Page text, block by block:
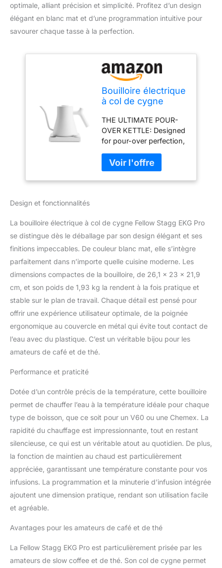
optimale, alliant précision et simplicité. Profitez d’un design
élégant en blanc mat et d’une programmation intuitive pour
savourer chaque tasse à la perfection.
Bouilloire électrique
à col de cygne
Pro - Café et thé à
verser, chauffage
rapide, contrôle
précis de la
température,
programmation,
minuterie d'infusion
THE ULTIMATE POUR-
OVER KETTLE: Designed
for pour-over perfection,
ensures a smooth,
steady flow for better-
tasting coffee. To-the-
adjust settings with
ease. TAILORED TO
YOUR ROUTINE: The
full-color display offers
an intuitive interface for
seamless control.
Schedule your boil,
adjust hold mode,
temperature units, clock,
and more—customizing
every detail for a
ensures a slow,
controlled pour—
balanced extraction. An
ergonomic handle feels
natural in your hand,
offering a comfortable
to the last. EFFORTLESS
PRECISION: With to-the-
degree temperature
heats water exactly
need it. From a 96°C
pour-over to a 82°C
Design et fonctionnalités
La bouilloire électrique à col de cygne Fellow Stagg EKG Pro
se distingue dès le déballage par son design élégant et ses
finitions impeccables. De couleur blanc mat, elle s’intègre
parfaitement dans n’importe quelle cuisine moderne. Les
dimensions compactes de la bouilloire, de 26,1 x 23 x 21,9
cm, et son poids de 1,93 kg la rendent à la fois pratique et
stable sur le plan de travail. Chaque détail est pensé pour
offrir une expérience utilisateur optimale, de la poignée
ergonomique au couvercle en métal qui évite tout contact de
l’eau avec du plastique. C’est un véritable bijou pour les
amateurs de café et de thé.
Performance et praticité
Dotée d’un contrôle précis de la température, cette bouilloire
permet de chauffer l’eau à la température idéale pour chaque
type de boisson, que ce soit pour un V60 ou une Chemex. La
rapidité du chauffage est impressionnante, tout en restant
silencieuse, ce qui est un véritable atout au quotidien. De plus,
la fonction de maintien au chaud est particulièrement
appréciée, garantissant une température constante pour vos
infusions. La programmation et la minuterie d’infusion intégrée
ajoutent une dimension pratique, rendant son utilisation facile
et agréable.
Avantages pour les amateurs de café et de thé
La Fellow Stagg EKG Pro est particulièrement prisée par les
amateurs de slow coffee et de thé. Son col de cygne permet